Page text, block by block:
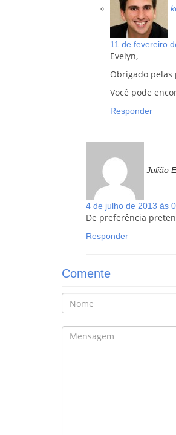
11 de fevereiro
Evelyn,
Obrigado pelas
Você pode
Responder
Julião
4 de julho de 2013 às
De preferência
Responder
Comente